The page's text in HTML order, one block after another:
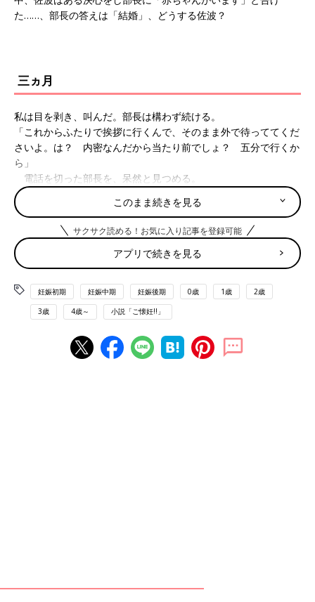
た……、部長の答えは「結婚」、どうする佐波？
三ヵ月
私は目を剥き、叫んだ。部長は構わず続ける。
「これからふたりで挨拶に行くんで、そのまま外で待っててくだ
さいよ。は？ 内密なんだから当たり前でしょ？ 五分で行くか
ら」
電話を切った部長を、呆然と見つめる。
「社長に電話してたんですか？」
「まぁ、俺には親代わりみたいなもんだからな。……どうだ？
これで俺の覚悟がわかっただろう？」
私は部長の言葉が終わるやいなや、へなへなと床に座り込ん
だ。
「おい！ 梅原！ 大丈夫か!?」
「あ、はい。なんか力抜けちゃって。すごい目眩(めまい)」
ここ最近の緊張が一気にほどけたみたい。目の前がクラクラす
るし、猛烈に気持ち悪い。なんとか部長に掴まって立ち上がる。
「挨拶が済んだら、タクシー捕まえてやるから帰れ。あと、帰っ
たら親御さんに連絡しろ」
このまま続きを見る
サクサク読める！お気に入り記事を登録可能
アプリで続きを見る
妊娠初期 妊娠中期 妊娠後期 0歳 1歳 2歳
3歳 4歳～ 小説「ご懐妊!!」